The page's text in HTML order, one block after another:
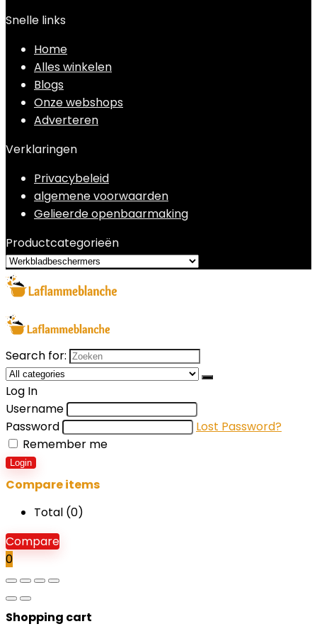
Snelle links
Home
Alles winkelen
Blogs
Onze webshops
Adverteren
Verklaringen
Privacybeleid
algemene voorwaarden
Gelieerde openbaarmaking
Productcategorieën
Search for:
Log In
Username
Password
Lost Password?
Remember me
Login
Compare items
Total (0)
Compare
0
Shopping cart